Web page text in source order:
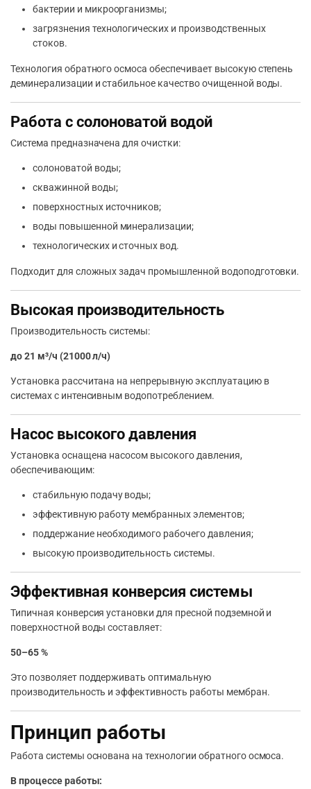
бактерии и микроорганизмы;
загрязнения технологических и производственных
стоков.
Технология обратного осмоса обеспечивает высокую степень
деминерализации и стабильное качество очищенной воды.
Работа с солоноватой водой
Система предназначена для очистки:
солоноватой воды;
скважинной воды;
поверхностных источников;
воды повышенной минерализации;
технологических и сточных вод.
Подходит для сложных задач промышленной водоподготовки.
Высокая производительность
Производительность системы:
до 21 м³/ч (21000 л/ч)
Установка рассчитана на непрерывную эксплуатацию в
системах с интенсивным водопотреблением.
Насос высокого давления
Установка оснащена насосом высокого давления,
обеспечивающим:
стабильную подачу воды;
эффективную работу мембранных элементов;
поддержание необходимого рабочего давления;
высокую производительность системы.
Эффективная конверсия системы
Типичная конверсия установки для пресной подземной и
поверхностной воды составляет:
50–65 %
Это позволяет поддерживать оптимальную
производительность и эффективность работы мембран.
Принцип работы
Работа системы основана на технологии обратного осмоса.
В процессе работы: